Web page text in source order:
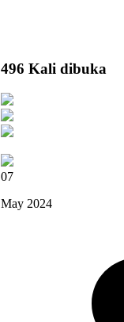
496 Kali dibuka
07
May 2024